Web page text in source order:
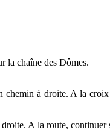
la chaîne des Dômes.
chemin à droite. A la
A la route,